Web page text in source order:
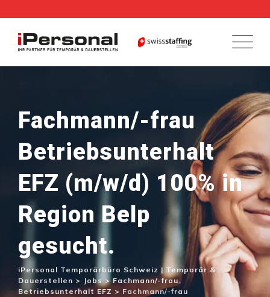
content
Fachmann/-frau
Betriebsunterhalt
EFZ (m/w/d) 100% in
Region Belp
gesucht.
iPersonal Temporärbüro Schweiz | Temporär &
Dauerstellen > Jobs>Fachmann/-frau
Betriebsunterhalt EFZ > Fachmann/-frau